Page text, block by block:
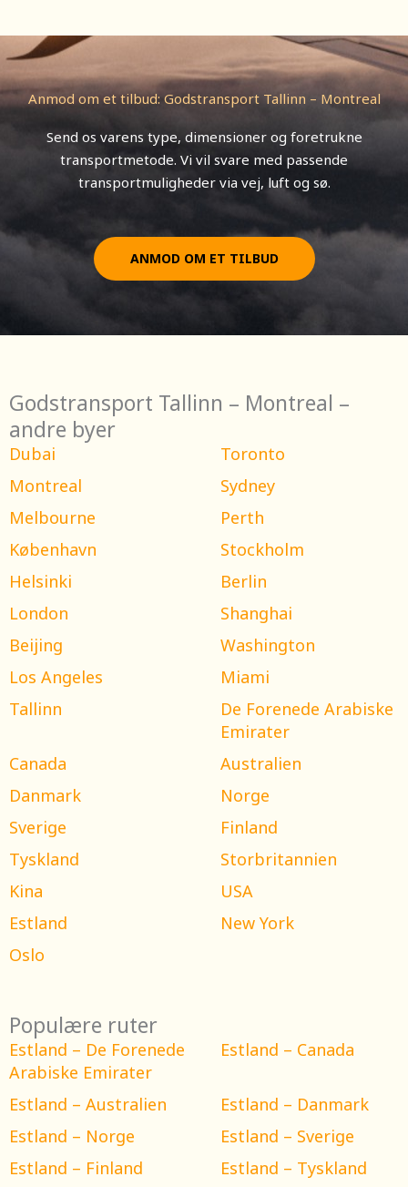
Anmod om et tilbud: Godstransport Tallinn – Montreal
Send os varens type, dimensioner og foretrukne
transportmetode. Vi vil svare med passende
transportmuligheder via vej, luft og sø.
ANMOD OM ET TILBUD
Godstransport Tallinn – Montreal –
andre byer
Dubai
Toronto
Montreal
Sydney
Melbourne
Perth
København
Stockholm
Helsinki
Berlin
London
Shanghai
Beijing
Washington
Los Angeles
Miami
Tallinn
De Forenede Arabiske
Emirater
Canada
Australien
Danmark
Norge
Sverige
Finland
Tyskland
Storbritannien
Kina
USA
Estland
New York
Oslo
Populære ruter
Estland – De Forenede
Arabiske Emirater
Estland – Canada
Estland – Australien
Estland – Danmark
Estland – Norge
Estland – Sverige
Estland – Finland
Estland – Tyskland